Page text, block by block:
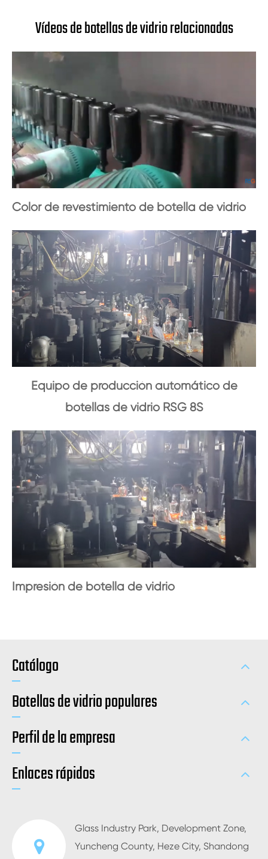
Vídeos de botellas de vidrio relacionadas
Color de revestimiento de botella de vidrio
Equipo de producción automático de
botellas de vidrio RSG 8S
Impresión de botella de vidrio
Catálogo
Botellas de vidrio populares
Perfil de la empresa
Enlaces rápidos
Glass Industry Park, Development Zone,
Yuncheng County, Heze City, Shandong